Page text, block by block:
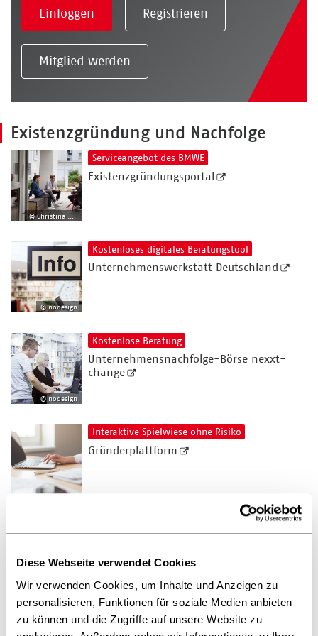
Diese Webseite verwendet Cookies
Wir verwenden Cookies, um Inhalte und Anzeigen zu
personalisieren, Funktionen für soziale Medien anbieten
zu können und die Zugriffe auf unsere Website zu
Einloggen Registrieren
Mitglied werden
Existenzgründung und Nachfolge
© Christina Weiss
Serviceangebot des BMWE
Existenzgründungsportal
© nodesign
Kostenloses digitales Beratungstool
Unternehmenswerkstatt Deutschland
© nodesign
Kostenlose Beratung
Unternehmensnachfolge-Börse nexxt-
change
Interaktive Spielwiese ohne Risiko
Gründerplattform
300 € pro Monat zum Arbeitslosengeld
KfW Förderprogramme
Gründung und Nachfolge